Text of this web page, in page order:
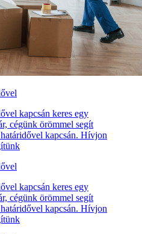
kapcsán keres egy
cégünk örömmel segít
kapcsán. Hívjon
kapcsán keres egy
cégünk örömmel segít
kapcsán. Hívjon